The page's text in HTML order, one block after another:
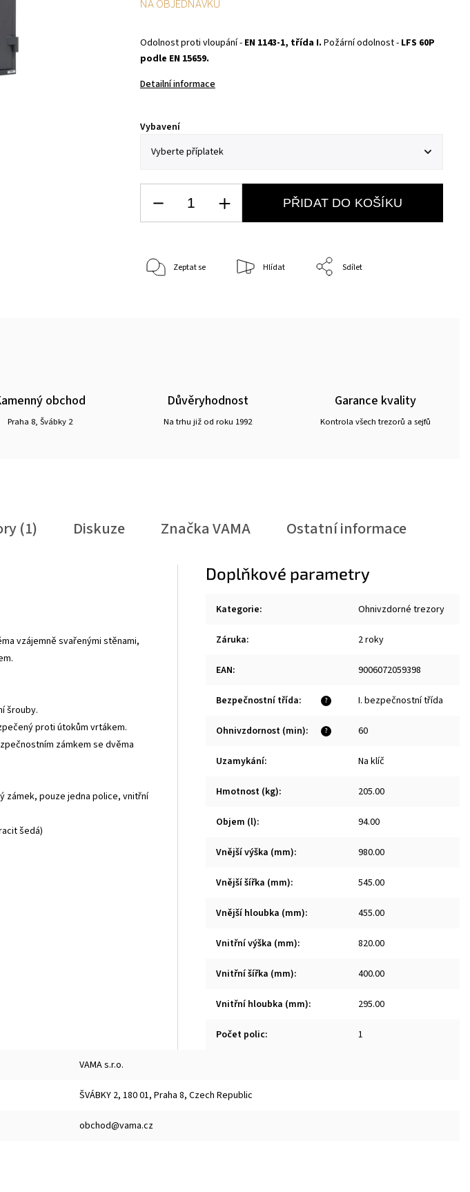
Odolnost proti vloupání - EN 1143-1, třída I. Požární odolnost - LFS 60P
podle EN 15659.
Detailní informace
Vybavení
NA OBJEDNÁVKU
PŘIDAT DO KOŠÍKU
Zeptat se Hlídat Sdílet
obchod
Praha 8, Švábky 2
Důvěryhodnost
Na trhu již od roku 1992
Garance kvality
Kontrola všech trezorů a sejfů
(1) Diskuze ZnačkaVAMA Ostatní informace
vzájemně svařenými stěnami,
šrouby.
proti útokům vrtákem.
zámkem se dvěma
zámek, pouze jedna police, vnitřní
šedá)
Doplňkové parametry
Kategorie: Ohnivzdorné trezory
Záruka: 2 roky
EAN: 9006072059398
?
Bezpečnostní třída: I. bezpečnostní třída
?
Ohnivzdornost (min): 60
Uzamykání: Na klíč
Hmotnost (kg): 205.00
Objem (l): 94.00
Vnější výška (mm): 980.00
Vnější šířka (mm): 545.00
Vnější hloubka (mm): 455.00
Vnitřní výška (mm): 820.00
Vnitřní šířka (mm): 400.00
Vnitřní hloubka (mm): 295.00
Počet polic: 1
VAMA s.r.o.
ŠVÁBKY 2, 180 01, Praha 8, Czech Republic
obchod@vama.cz